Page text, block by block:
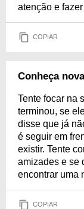
atenção e
COPIAR
Conheça
Tente focar na
terminou, se
disse que já
é seguir em
existir. Tente
amizades e se
encontrar uma
COPIAR